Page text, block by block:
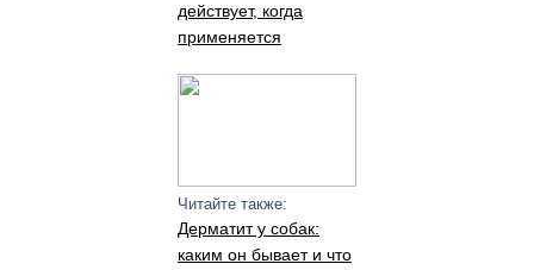
действует, когда
применяется
Читайте также:
Дерматит у собак:
каким он бывает и что